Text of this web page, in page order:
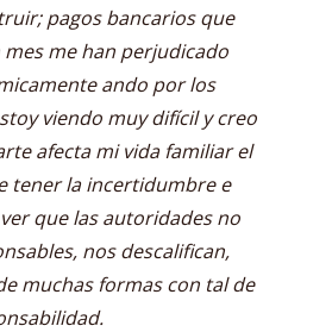
pagos bancarios que
me han perjudicado
ando por los
viendo muy difícil y creo
afecta mi vida familiar el
tener la incertidumbre e
que las autoridades no
nos descalifican,
muchas formas con tal de